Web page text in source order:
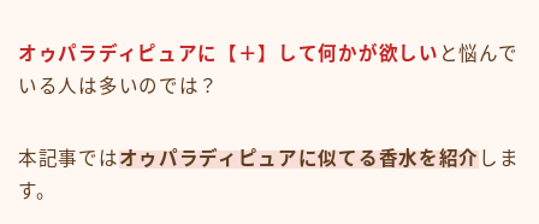
オゥパラディピュアに【＋】して何かが欲しい と悩んで
いる人は多いのでは？
本記事ではオゥパラディピュアに似てる香水を紹介 しま
す。